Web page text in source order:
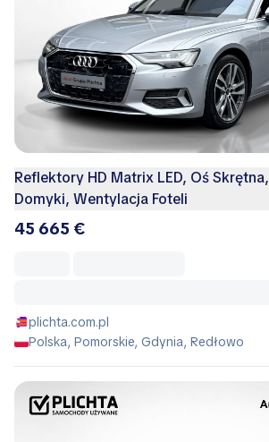
Reflektory HD Matrix LED, Oś Skrętna,
Domyki, Wentylacja Foteli
45 665 €
plichta.com.pl
Polska, Pomorskie, Gdynia, Redłowo